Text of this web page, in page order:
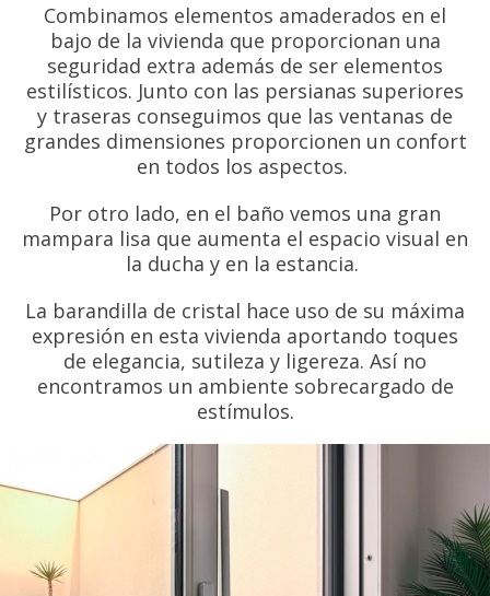
Combinamos elementos amaderados en el
bajo de la vivienda que proporcionan una
seguridad extra además de ser elementos
estilísticos. Junto con las persianas superiores
y traseras conseguimos que las ventanas de
grandes dimensiones proporcionen un confort
en todos los aspectos.
Por otro lado, en el baño vemos una gran
mampara lisa que aumenta el espacio visual en
la ducha y en la estancia.
La barandilla de cristal hace uso de su máxima
expresión en esta vivienda aportando toques
de elegancia, sutileza y ligereza. Así no
encontramos un ambiente sobrecargado de
estímulos.